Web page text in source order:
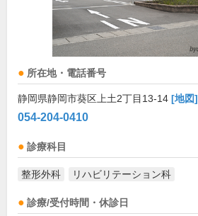
所在地・電話番号
静岡県静岡市葵区上土2丁目13-14 [地図]
054-204-0410
診療科目
整形外科 リハビリテーション科
診療/受付時間・休診日